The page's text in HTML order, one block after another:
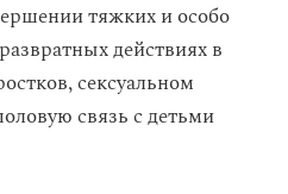
тяжких и особо
действиях в
сексуальном
связь с детьми